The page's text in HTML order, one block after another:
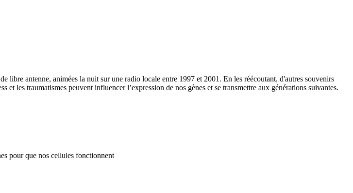
libre antenne, animées la nuit sur une radio locale entre 1997 et 2001. En les réécoutant, d'autres souvenirs
les traumatismes peuvent influencer l’expression de nos gènes et se transmettre aux générations suivantes.
pour que nos cellules fonctionnent